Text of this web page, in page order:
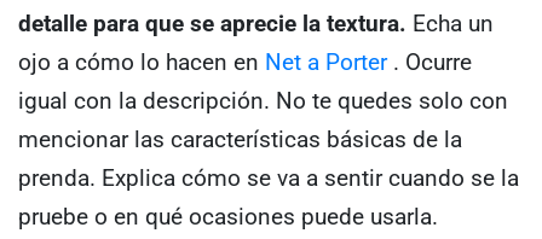
detalle para que se aprecie la textura. Echa un
ojo a cómo lo hacen en Net a Porter . Ocurre
igual con la descripción. No te quedes solo con
mencionar las características básicas de la
prenda. Explica cómo se va a sentir cuando se la
pruebe o en qué ocasiones puede usarla.